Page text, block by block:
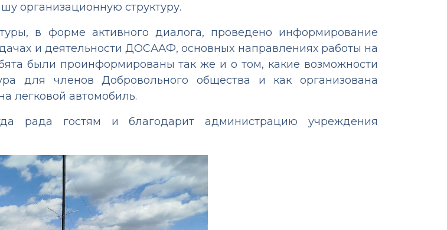
организационную структуру.
в форме активного диалога, проведено информирование
и деятельности ДОСААФ, основных направлениях работы на
были проинформированы так же и о том, какие возможности
для членов Добровольного общества и как организована
легковой автомобиль.
рада гостям и благодарит администрацию учреждения